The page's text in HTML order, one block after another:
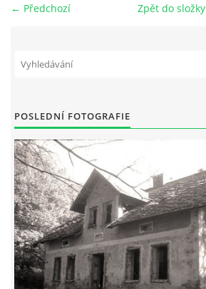
města Domažlice.
© 2026 eStránky.cz
← Předchozí Zpět do složky
POSLEDNÍ FOTOGRAFIE